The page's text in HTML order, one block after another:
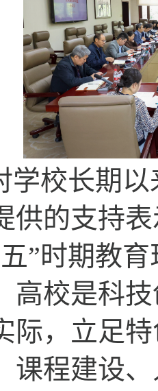
学校长期
供的支持
”时期教
高校是科
际，立足
课程建设